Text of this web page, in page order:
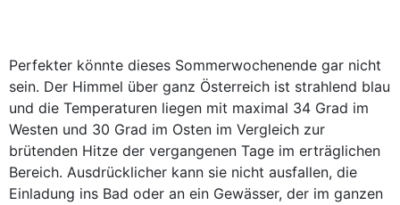
Perfekter könnte dieses Sommerwochenende gar nicht
sein. Der Himmel über ganz Österreich ist strahlend blau
und die Temperaturen liegen mit maximal 34 Grad im
Westen und 30 Grad im Osten im Vergleich zur
brütenden Hitze der vergangenen Tage im erträglichen
Bereich. Ausdrücklicher kann sie nicht ausfallen, die
Einladung ins Bad oder an ein Gewässer, der im ganzen